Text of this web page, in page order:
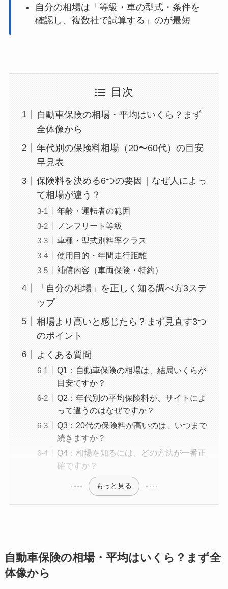
自分の相場は「等級・車の型式・条件を
確認し、複数社で試算する」のが最短
目次
自動車保険の相場・平均はいくら？まず
全体像から
年代別の保険料相場（20〜60代）の目安
早見表
保険料を決める6つの要因｜なぜ人によっ
て相場が違う？
年齢・運転者の範囲
ノンフリート等級
車種・型式別料率クラス
使用目的・年間走行距離
補償内容（車両保険・特約）
「自分の相場」を正しく知る調べ方3ステ
ップ
相場より高いと感じたら？まず見直す3つ
のポイント
よくある質問
Q1：自動車保険の相場は、結局いくらが
目安ですか？
Q2：年代別の平均保険料が、サイトによ
って違うのはなぜですか？
Q3：20代の保険料が高いのは、いつまで
続きますか？
Q4：相場を知るには、どの方法が一番正
確ですか？
もっと見る
自動車保険の相場・平均はいくら？まず全
体像から